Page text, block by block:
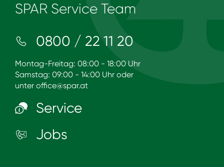
SPAR Service Team
0800 / 22 11 20
Montag-Freitag: 08:00 - 18:00 Uhr
Samstag: 09:00 - 14:00 Uhr oder
unter office@spar.at
Service
Jobs